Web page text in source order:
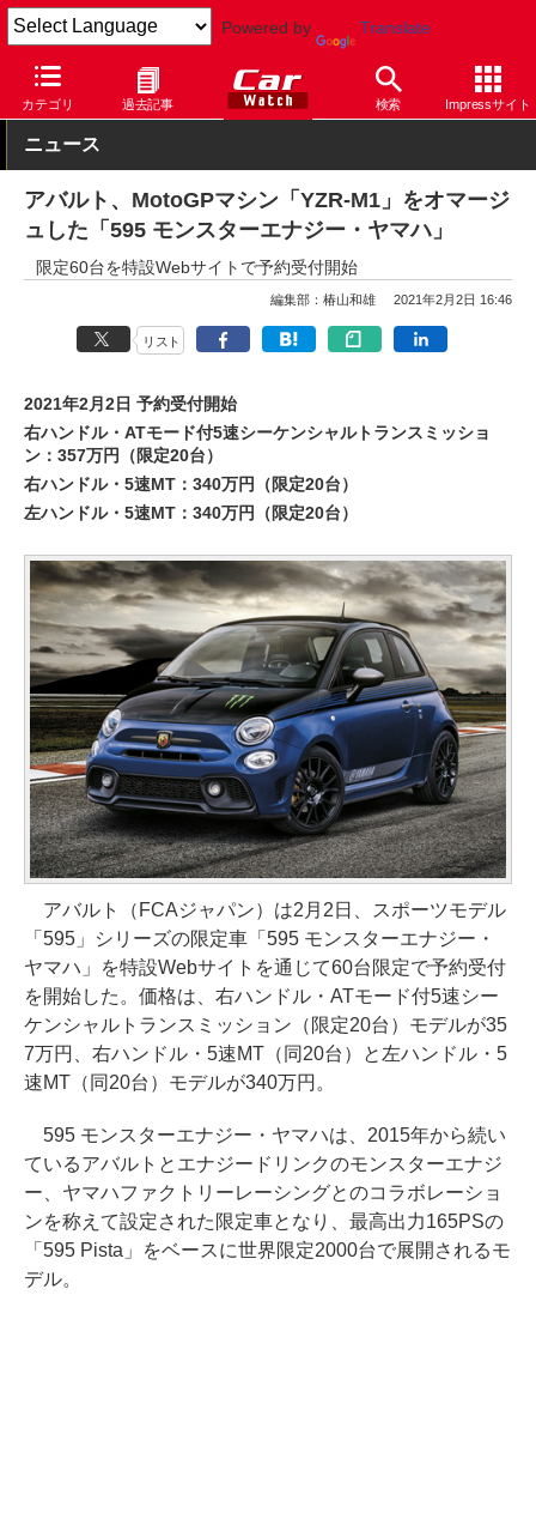
Powered by Translate
カテゴリ 過去記事 検索 Impressサイト
Car Watch 自動車 アバルト アバルト 595
ニュース
アバルト、MotoGPマシン「YZR-M1」をオマージ
ュした「595 モンスターエナジー・ヤマハ」
限定60台を特設Webサイトで予約受付開始
編集部：椿山和雄 2021年2月2日 16:46
リスト
2021年2月2日 予約受付開始
右ハンドル・ATモード付5速シーケンシャルトランスミッショ
ン：357万円（限定20台）
右ハンドル・5速MT：340万円（限定20台）
左ハンドル・5速MT：340万円（限定20台）
アバルト（FCAジャパン）は2月2日、スポーツモデル
「595」シリーズの限定車「595 モンスターエナジー・
ヤマハ」を特設Webサイトを通じて60台限定で予約受付
を開始した。価格は、右ハンドル・ATモード付5速シー
ケンシャルトランスミッション（限定20台）モデルが35
7万円、右ハンドル・5速MT（同20台）と左ハンドル・5
速MT（同20台）モデルが340万円。
595 モンスターエナジー・ヤマハは、2015年から続い
ているアバルトとエナジードリンクのモンスターエナジ
ー、ヤマハファクトリーレーシングとのコラボレーショ
ンを称えて設定された限定車となり、最高出力165PSの
「595 Pista」をベースに世界限定2000台で展開されるモ
デル。